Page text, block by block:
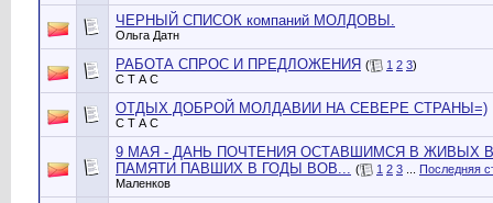
ЧЕРНЫЙ СПИСОК компаний МОЛДОВЫ.
Ольга Датн
РАБОТА СПРОС И ПРЕДЛОЖЕНИЯ ( 1 2 3)
С Т А С
ОТДЫХ ДОБРОЙ МОЛДАВИИ НА СЕВЕРЕ СТРАНЫ=)
С Т А С
9 МАЯ - ДАНЬ ПОЧТЕНИЯ ОСТАВШИМСЯ В ЖИВЫХ
ПАМЯТИ ПАВШИХ В ГОДЫ ВОВ... ( 1 2 3
Последняя
Маленков